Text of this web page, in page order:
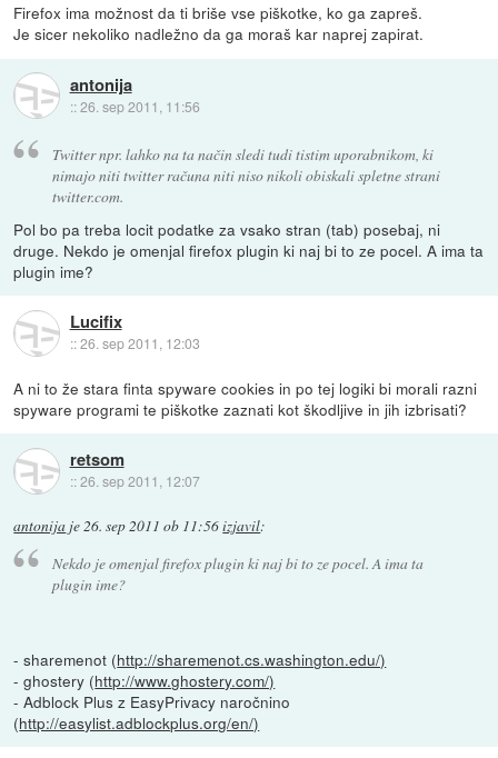
Firefox ima možnost da ti briše vse piškotke, ko ga zapreš.
Je sicer nekoliko nadležno da ga moraš kar naprej zapirat.
antonija
::26. sep 2011, 11:56
Twitter npr. lahko na ta način sledi tudi tistim uporabnikom, ki
nimajo niti twitter računa niti niso nikoli obiskali spletne strani
twitter.com.
Pol bo pa treba locit podatke za vsako stran (tab) posebaj, ni
druge. Nekdo je omenjal firefox plugin ki naj bi to ze pocel. A ima ta
plugin ime?
Lucifix
::26. sep 2011, 12:03
A ni to že stara finta spyware cookies in po tej logiki bi morali razni
spyware programi te piškotke zaznati kot škodljive in jih izbrisati?
retsom
::26. sep 2011, 12:07
antonija je26. sep 2011 ob 11:56izjavil:
Nekdo je omenjal firefox plugin ki naj bi to ze pocel. A ima ta
plugin ime?
- sharemenot (http://sharemenot.cs.washington.edu/)
- ghostery (http://www.ghostery.com/)
- Adblock Plus z EasyPrivacy naročnino
(http://easylist.adblockplus.org/en/)